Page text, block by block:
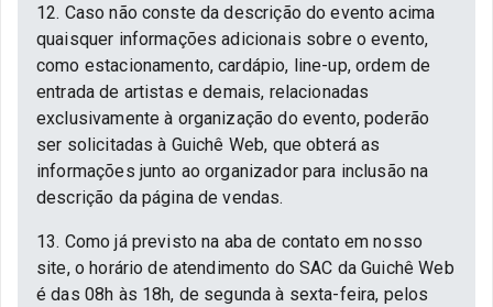
12. Caso não conste da descrição do evento acima
quaisquer informações adicionais sobre o evento,
como estacionamento, cardápio, line-up, ordem de
entrada de artistas e demais, relacionadas
exclusivamente à organização do evento, poderão
ser solicitadas à Guichê Web, que obterá as
informações junto ao organizador para inclusão na
descrição da página de vendas.
13. Como já previsto na aba de contato em nosso
site, o horário de atendimento do SAC da Guichê Web
é das 08h às 18h, de segunda à sexta-feira, pelos